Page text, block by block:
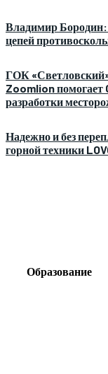
Владимир
цепей
ГОК
Zoomlion помогает
разработки
Надежно и без
горной техники
Образование